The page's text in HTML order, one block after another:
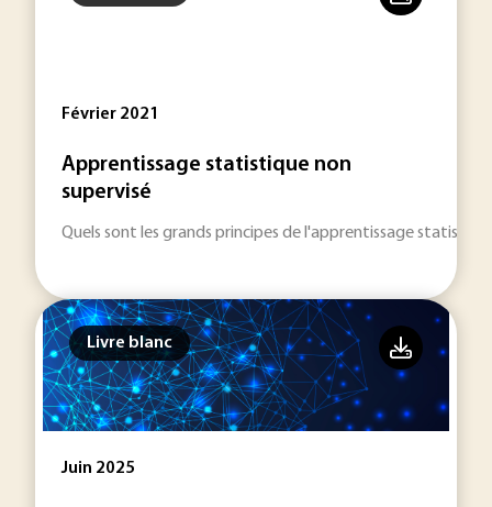
Février 2021
Apprentissage statistique non
supervisé
Quels sont les grands principes de l'apprentissage
Livre blanc
Juin 2025